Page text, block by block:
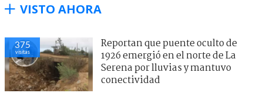
VISTO AHORA
375
visitas
Reportan que puente oculto de
1926 emergió en el norte de La
Serena por lluvias y mantuvo
conectividad